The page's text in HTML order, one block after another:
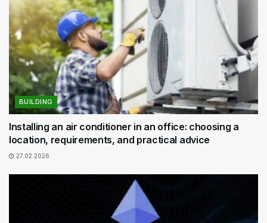
BUILDING
Installing an air conditioner in an office: choosing a
location, requirements, and practical advice
27.02.2026